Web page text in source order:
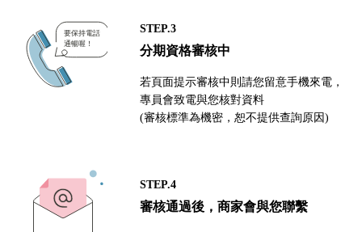
STEP.3
分期資格審核中
若頁面提示審核中則請您留意手機來電，
專員會致電與您核對資料
(審核標準為機密，恕不提供查詢原因)
STEP.4
審核通過後，商家會與您聯繫